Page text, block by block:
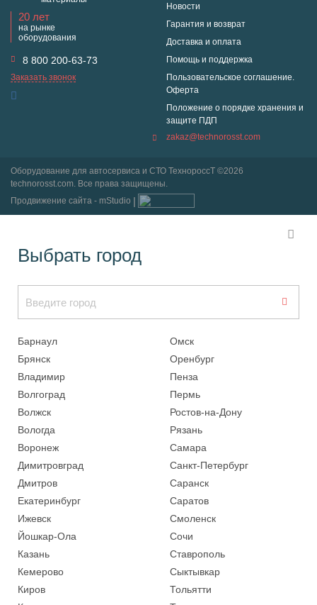
20 лет
на рынке
оборудования
8 800 200-63-73
Заказать звонок
Новости
Гарантия и возврат
Доставка и оплата
Помощь и поддержка
Пользовательское соглашение.
Оферта
Положение о порядке хранения и
защите ПДП
zakaz@technorosst.com
Оборудование для автосервиса и СТО ТехнороссТ ©2026
technorosst.com. Все права защищены.
Продвижение сайта - mStudio
Выбрать город
Барнаул
Брянск
Владимир
Волгоград
Волжск
Вологда
Воронеж
Димитровград
Дмитров
Екатеринбург
Ижевск
Йошкар-Ола
Казань
Кемерово
Киров
Омск
Оренбург
Пенза
Пермь
Ростов-на-Дону
Рязань
Самара
Санкт-Петербург
Саранск
Саратов
Смоленск
Сочи
Ставрополь
Сыктывкар
Тольятти